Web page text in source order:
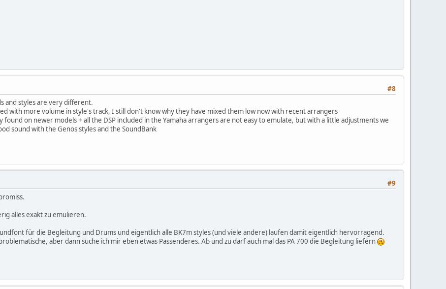
#8
and styles are very different.
with more volume in style's track, I still don't know why they have mixed them low now with recent arrangers
found on newer models + all the DSP included in the Yamaha arrangers are not easy to emulate, but with a little adjustments we
sound with the Genos styles and the SoundBank
#9
alles exakt zu emulieren.
für die Begleitung und Drums und eigentlich alle BK7m styles (und viele andere) laufen damit eigentlich hervorragend.
aber dann suche ich mir eben etwas Passenderes. Ab und zu darf auch mal das PA 700 die Begleitung liefern